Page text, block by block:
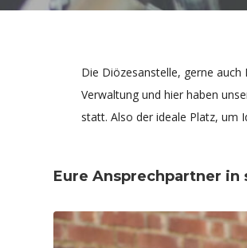
Die Diözesanstelle, gerne
Verwaltung und hier haben
statt. Also der ideale Platz, um
Eure Ansprechpartner in